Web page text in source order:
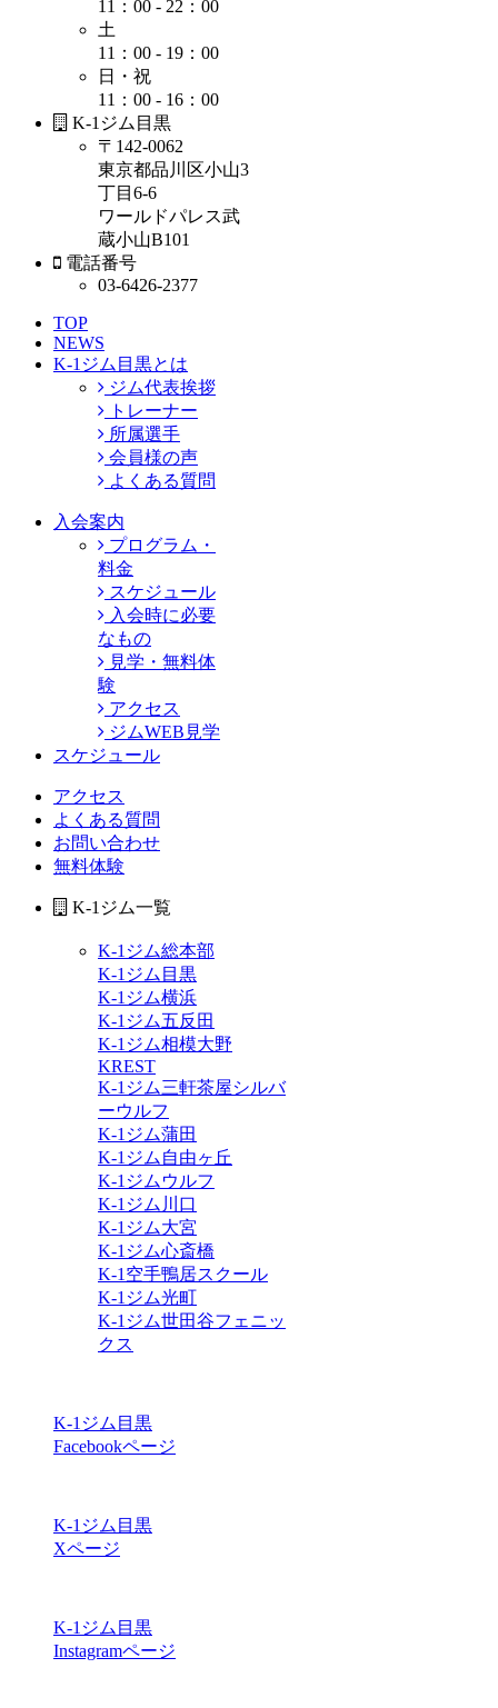
11：00 - 22：00
土
11：00 - 19：00
日・祝
11：00 - 16：00
K-1ジム目黒
〒142-0062
東京都品川区小山3
丁目6-6
ワールドパレス武
蔵小山B101
電話番号
03-6426-2377
TOP
NEWS
K-1ジム目黒とは
ジム代表挨拶
トレーナー
所属選手
会員様の声
よくある質問
入会案内
プログラム・
料金
スケジュール
入会時に必要
なもの
見学・無料体
験
アクセス
ジムWEB見学
スケジュール
アクセス
よくある質問
お問い合わせ
無料体験
K-1ジム一覧
K-1ジム総本部
K-1ジム目黒
K-1ジム横浜
K-1ジム五反田
K-1ジム相模大野
KREST
K-1ジム三軒茶屋シルバ
ーウルフ
K-1ジム蒲田
K-1ジム自由ヶ丘
K-1ジムウルフ
K-1ジム川口
K-1ジム大宮
K-1ジム心斎橋
K-1空手鴨居スクール
K-1ジム光町
K-1ジム世田谷フェニッ
クス
K-1ジム目黒
Facebookページ
K-1ジム目黒
Xページ
K-1ジム目黒
Instagramページ